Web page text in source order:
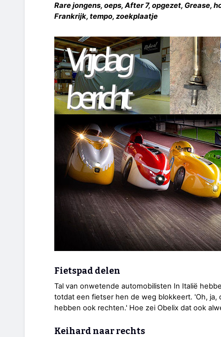
Rare jongens, oeps, After 7, opgezet, Grease,
Frankrijk, tempo, zoekplaatje
Fietspad delen
Tal van onwetende automobilisten In Italië
totdat een fietser hen de weg blokkeert. 'Oh, ja,
hebben ook rechten.' Hoe zei Obelix dat ook
Keihard naar rechts